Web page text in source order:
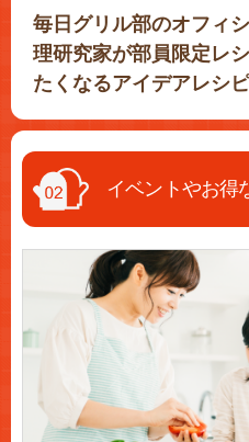
毎日グリル部のオフィ
理研究家が部員限定レ
たくなるアイデアレシ
イベントやお得